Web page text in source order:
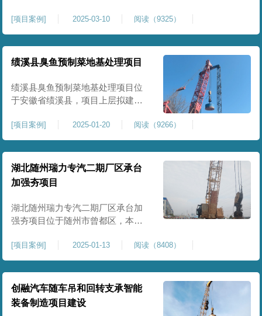
形成，回填完成，强夯施工一次，
极大考验我司与土方单位交叉施工
能力。每标段强夯施工完成，现场
工程师组织三方验收一次，确认工
施工质量，确保工程整体质量。在
施工过程中我司严格按照设计规范
[项目案例] 2025-03-10 阅读（9325）
绩溪县臭鱼预制菜地基处理项目
绩溪县臭鱼预制菜地基处理项目位
于安徽省绩溪县，项目上层拟建生
米。本项目场地后续使用要求较
高，设计拟采用大夯击能进行场地
地基加固处理，我司配备FW5000A
大型强夯机一台，并配备28m龙门架
一幅辅助高能级强夯施工，配备
85T，直径为2m，高度为2.2m的柱
锤一个，柱锤接地面积更小，强夯
穿透
[项目案例] 2025-01-20 阅读（9266）
湖北随州瑞力专汽二期厂区承台
加强夯项目
湖北随州瑞力专汽二期厂区承台加
强夯项目位于随州市曾都区，本项
要求采用强夯置换工艺进行加固处
理，要求经处理深度不小于8米，地
基承载力不小于180Kpa，该项目场
地周边已有建筑物，且本项目采用
夯击能较大，夯击次数较多，为确
保场地临近建筑物安全性，我司在
[项目案例] 2025-01-13 阅读（8408）
创融汽车随车吊和回转支承智能
装备制造项目建设